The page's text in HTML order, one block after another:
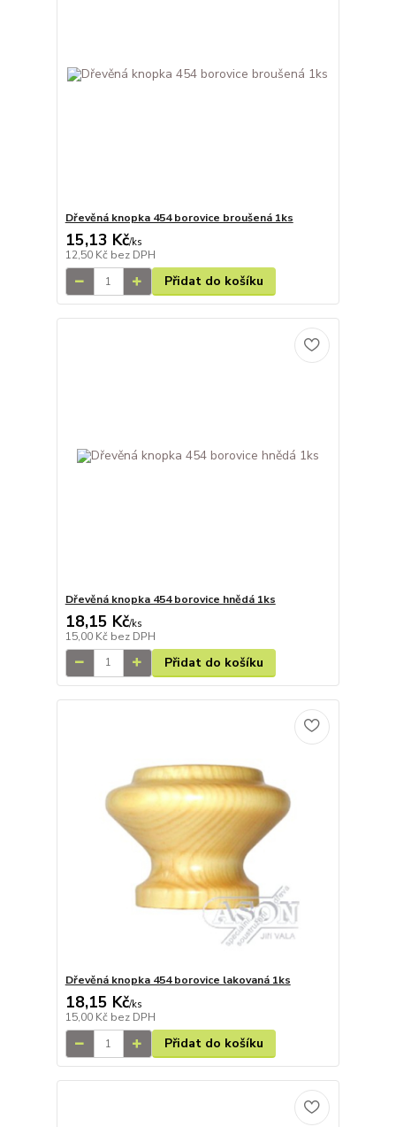
Dřevěná knopka 454 borovice broušená 1ks
15,13 Kč/ks
12,50 Kč bez DPH
Přidat do košíku
Dřevěná knopka 454 borovice hnědá 1ks
18,15 Kč/ks
15,00 Kč bez DPH
Přidat do košíku
Dřevěná knopka 454 borovice lakovaná 1ks
18,15 Kč/ks
15,00 Kč bez DPH
Přidat do košíku